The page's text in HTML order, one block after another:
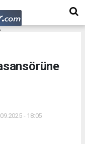
- 18:05